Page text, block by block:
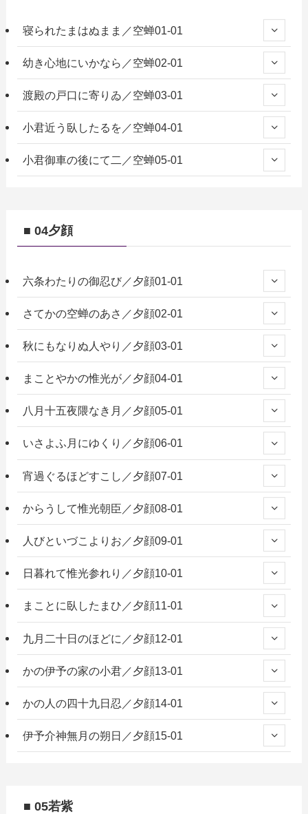
寝られたまはぬまま／空蝉01-01
幼き心地にいかなら／空蝉02-01
渡殿の戸口に寄りゐ／空蝉03-01
小君近う臥したるを／空蝉04-01
小君御車の後にて二／空蝉05-01
■ 04夕顔
六条わたりの御忍び／夕顔01-01
さてかの空蝉のあさ／夕顔02-01
秋にもなりぬ人やり／夕顔03-01
まことやかの惟光が／夕顔04-01
八月十五夜隈なき月／夕顔05-01
いさよふ月にゆくり／夕顔06-01
宵過ぐるほどすこし／夕顔07-01
からうして惟光朝臣／夕顔08-01
人びといづこよりお／夕顔09-01
日暮れて惟光参れり／夕顔10-01
まことに臥したまひ／夕顔11-01
九月二十日のほどに／夕顔12-01
かの伊予の家の小君／夕顔13-01
かの人の四十九日忍／夕顔14-01
伊予介神無月の朔日／夕顔15-01
■ 05若紫